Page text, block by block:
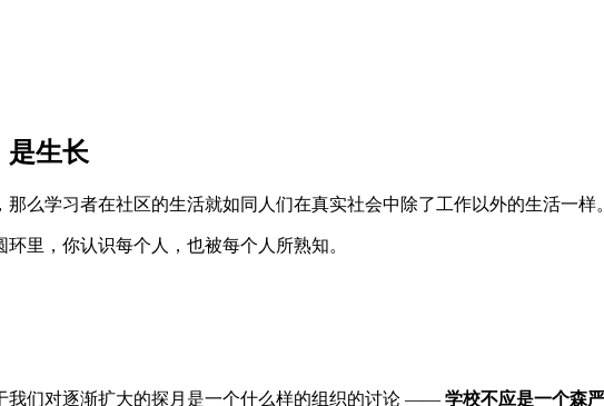
是生长
么学习者在社区的生活就如同人们在真实社会中除了工作以外的生活一样。
里，你认识每个人，也被每个人所熟知。
我们对逐渐扩大的探月是一个什么样的组织的讨论 —— 学校不应是一个森